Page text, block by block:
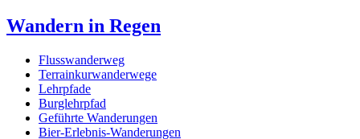
Wandern in Regen
Flusswanderweg
Terrainkurwanderwege
Lehrpfade
Burglehrpfad
Geführte Wanderungen
Bier-Erlebnis-Wanderungen